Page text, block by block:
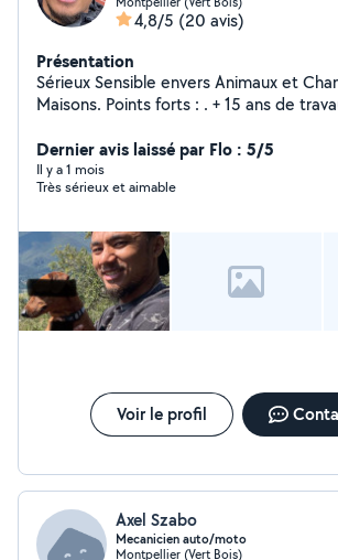
4,8/5 (20 avis)
Présentation
Sérieux Sensible envers Animaux et
Maisons. Points forts : . + 15 ans de
expert de + 26 ans d'expérience. . + de
Garde de chats & chiens, (volatiles &
Réputation de Sage, Débrouillard,
Dernier avis laissé par Flo : 5/5
Il y a 1 mois
Très sérieux et aimable
Voir le profil
Axel Szabo
Mecanicien auto/moto
Montpellier (Vert Bois)